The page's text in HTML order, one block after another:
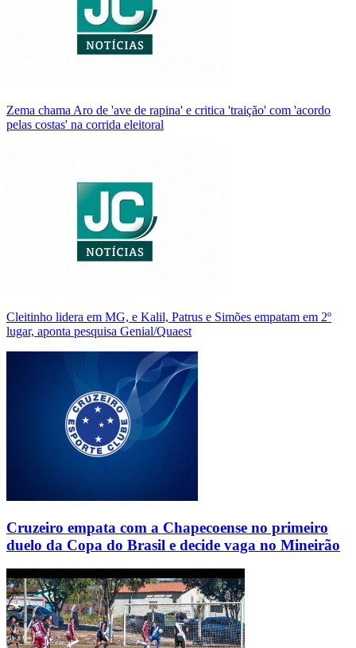
Zema chama Aro de 'ave de rapina' e critica 'traição' com 'acordo
pelas costas' na corrida eleitoral
Cleitinho lidera em MG, e Kalil, Patrus e Simões empatam em 2º
lugar, aponta pesquisa Genial/Quaest
Cruzeiro empata com a Chapecoense no primeiro
duelo da Copa do Brasil e decide vaga no Mineirão